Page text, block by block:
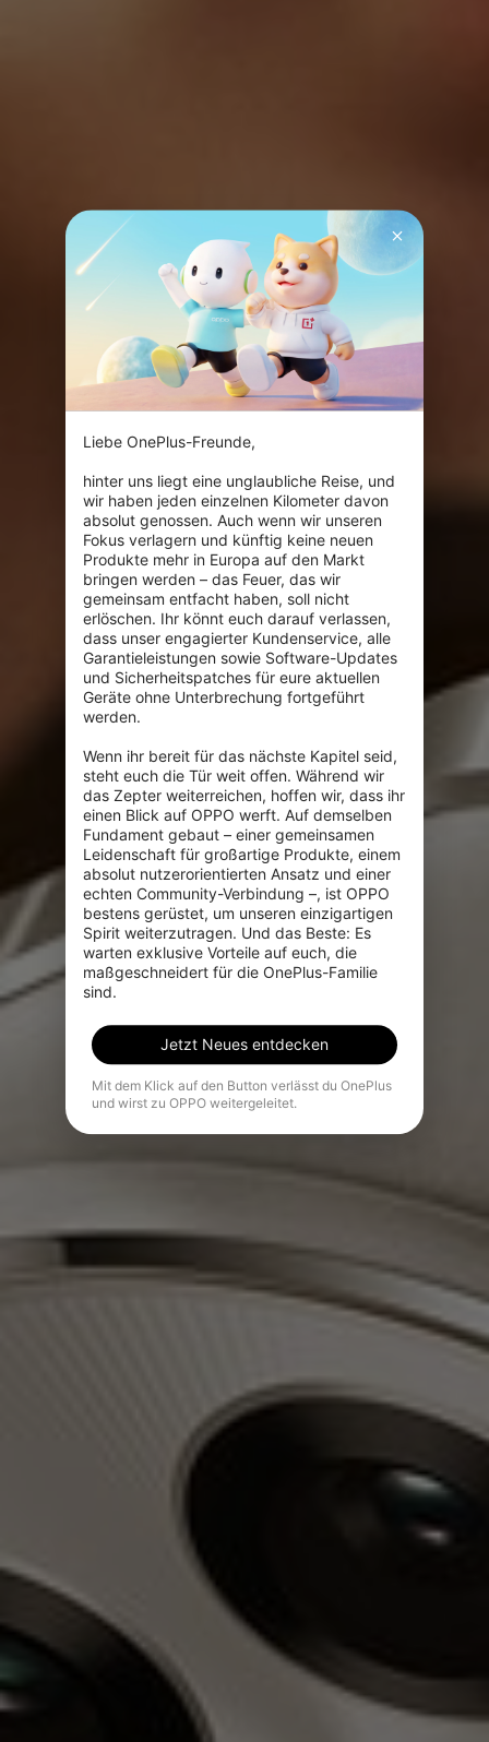
Liebe OnePlus-Freunde,
hinter uns liegt eine unglaubliche Reise, und
wir haben jeden einzelnen Kilometer davon
absolut genossen. Auch wenn wir unseren
Fokus verlagern und künftig keine neuen
Produkte mehr in Europa auf den Markt
bringen werden – das Feuer, das wir
gemeinsam entfacht haben, soll nicht
erlöschen. Ihr könnt euch darauf verlassen,
dass unser engagierter Kundenservice, alle
Garantieleistungen sowie Software-Updates
und Sicherheitspatches für eure aktuellen
Geräte ohne Unterbrechung fortgeführt
werden.
Wenn ihr bereit für das nächste Kapitel seid,
steht euch die Tür weit offen. Während wir
das Zepter weiterreichen, hoffen wir, dass ihr
einen Blick auf OPPO werft. Auf demselben
Fundament gebaut – einer gemeinsamen
Leidenschaft für großartige Produkte, einem
absolut nutzerorientierten Ansatz und einer
echten Community-Verbindung –, ist OPPO
bestens gerüstet, um unseren einzigartigen
Spirit weiterzutragen. Und das Beste: Es
warten exklusive Vorteile auf euch, die
maßgeschneidert für die OnePlus-Familie
sind.
Jetzt Neues entdecken
Mit dem Klick auf den Button verlässt du OnePlus
und wirst zu OPPO weitergeleitet.